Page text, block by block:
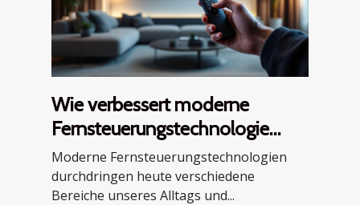
Wie verbessert moderne
Fernsteuerungstechnologie
unser tägliches Leben?
Moderne Fernsteuerungstechnologien
durchdringen heute verschiedene
Bereiche unseres Alltags und...